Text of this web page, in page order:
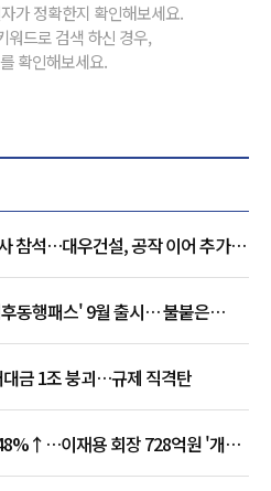
가 정확한지 확인해보세요.
워드로 검색 하신 경우,
확인해보세요.
참석…대우건설, 공작 이어 추가
동행패스' 9월 출시… 불붙은
금 1조 붕괴…규제 직격탄
이재용 회장 728억원 '개인